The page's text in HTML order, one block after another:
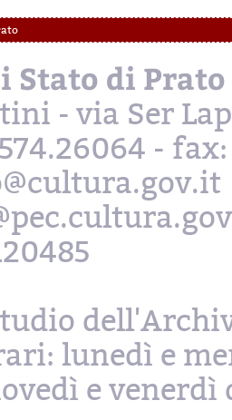
Stato di Prato
- via Ser
- fax:
lunedì e
e venerdì